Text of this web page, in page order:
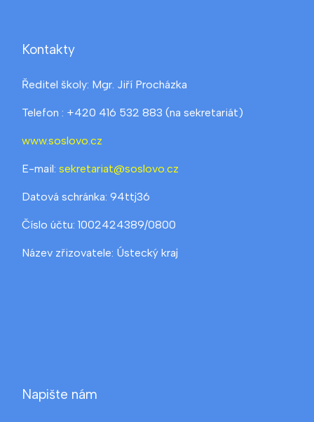
Kontakty
Ředitel školy: Mgr. Jiří Procházka
Telefon : +420 416 532 883 (na sekretariát)
www.soslovo.cz
E-mail: sekretariat@soslovo.cz
Datová schránka: 94ttj36
Číslo účtu: 1002424389/0800
Název zřizovatele: Ústecký kraj
Napište nám